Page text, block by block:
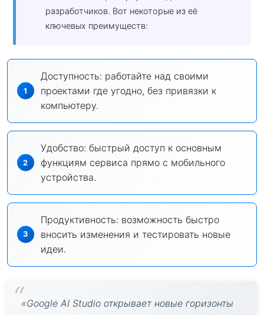
разработчиков. Вот некоторые из её
ключевых преимуществ:
Доступность: работайте над своими
проектами где угодно, без привязки к
компьютеру.
Удобство: быстрый доступ к основным
функциям сервиса прямо с мобильного
устройства.
Продуктивность: возможность быстро
вносить изменения и тестировать новые
идеи.
«Google AI Studio открывает новые горизонты